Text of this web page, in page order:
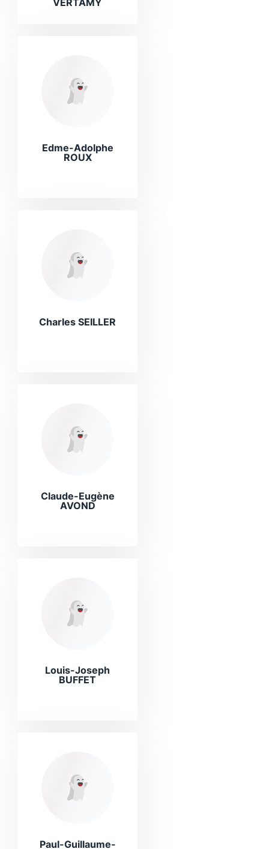
VERTAMY
Edme-Adolphe
ROUX
Charles SEILLER
Claude-Eugène
AVOND
Louis-Joseph
BUFFET
Paul-Guillaume-